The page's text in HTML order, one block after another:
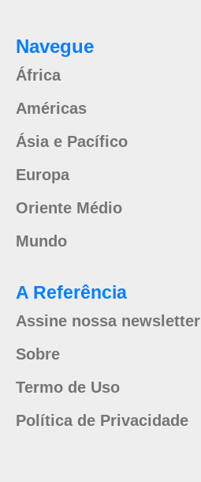
Navegue
África
Américas
Ásia e Pacífico
Europa
Oriente Médio
Mundo
A Referência
Assine nossa newsletter
Sobre
Termo de Uso
Política de Privacidade